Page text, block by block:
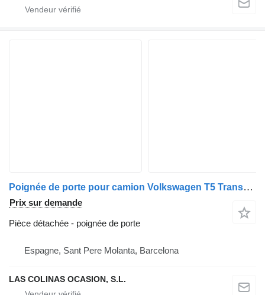
Poignée de porte pour camion Volkswagen T5 Transporter Furgón/Combi (7H)(04.2003->)
Prix sur demande
Pièce détachée - poignée de porte
Espagne, Sant Pere Molanta, Barcelona
LAS COLINAS OCASION, S.L.